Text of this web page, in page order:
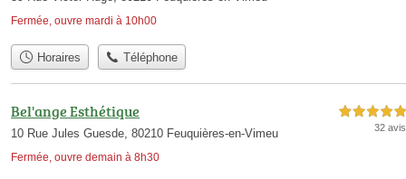
Fermée, ouvre mardi à 10h00
Horaires Téléphone
Bel'ange Esthétique
10 Rue Jules Guesde, 80210 Feuquières-en-Vimeu
Fermée, ouvre demain à 8h30
5,0 étoiles sur 5
32 avis